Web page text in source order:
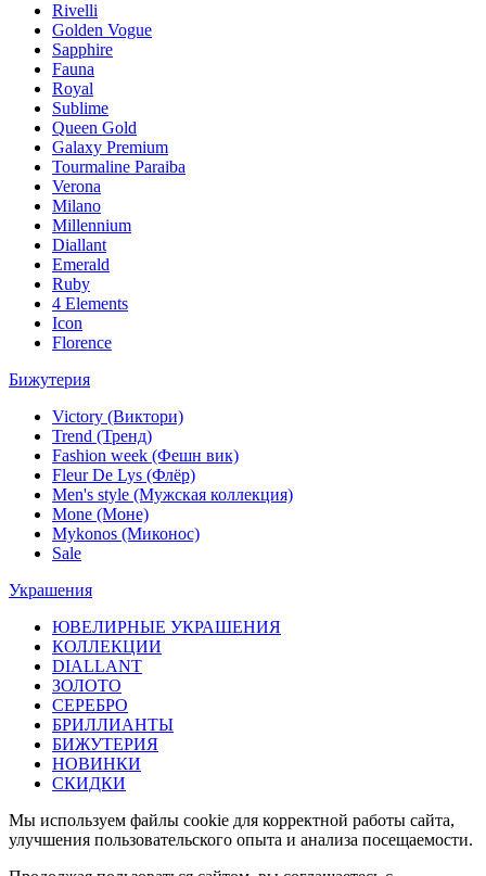
Rivelli
Golden Vogue
Sapphire
Fauna
Royal
Sublime
Queen Gold
Galaxy Premium
Tourmaline Paraiba
Verona
Milano
Millennium
Diallant
Emerald
Ruby
4 Elements
Icon
Florence
Бижутерия
Victory (Виктори)
Trend (Тренд)
Fashion week (Фешн вик)
Fleur De Lys (Флёр)
Men's style (Мужская коллекция)
Mone (Моне)
Mykonos (Миконос)
Sale
Украшения
ЮВЕЛИРНЫЕ УКРАШЕНИЯ
КОЛЛЕКЦИИ
DIALLANT
ЗОЛОТО
СЕРЕБРО
БРИЛЛИАНТЫ
БИЖУТЕРИЯ
НОВИНКИ
СКИДКИ
Мы используем файлы cookie для корректной работы сайта,
улучшения пользовательского опыта и анализа посещаемости.